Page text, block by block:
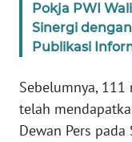
Pokja PWI
Sinergi
Publikasi
Sebelumnya, 111
telah
Dewan Pers
Wahana
Regional
WN
SUMUT